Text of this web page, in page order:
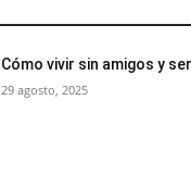
Cómo vivir sin amigos y
29 agosto, 2025